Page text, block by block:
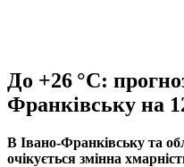
До +26 °C:
Франківську на
В Івано‑Франківську та
очікується змінна